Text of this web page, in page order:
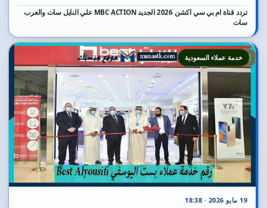
تردد قناة ام بي سي اكشن 2026 الجديد MBC ACTION علي النايل سات والعرب
سات
11
19 مايو 2026 · 18:38
خدمة عملاء السعودية